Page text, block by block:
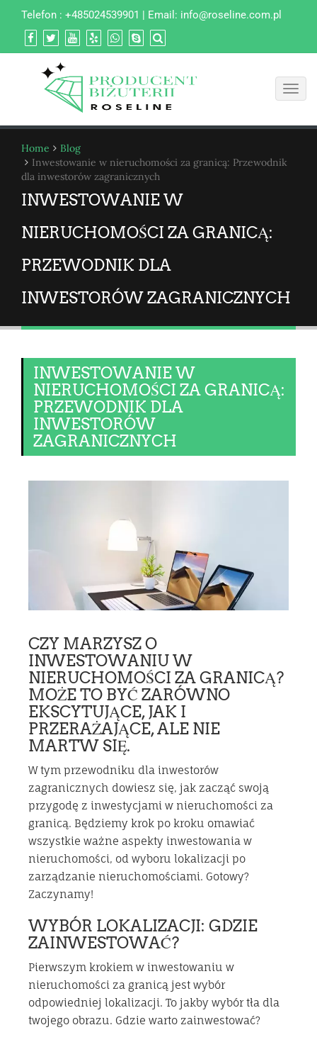
Telefon : +485024539901 | Email: info@roseline.com.pl
Home
Blog
Inwestowanie w nieruchomości za granicą: Przewodnik
dla inwestorów zagranicznych
INWESTOWANIE W
NIERUCHOMOŚCI ZA GRANICĄ:
PRZEWODNIK DLA
INWESTORÓW ZAGRANICZNYCH
INWESTOWANIE W
NIERUCHOMOŚCI ZA GRANICĄ:
PRZEWODNIK DLA
INWESTORÓW
ZAGRANICZNYCH
CZY MARZYSZ O
INWESTOWANIU W
NIERUCHOMOŚCI ZA GRANICĄ?
MOŻE TO BYĆ ZARÓWNO
EKSCYTUJĄCE, JAK I
PRZERAŻAJĄCE, ALE NIE
MARTW SIĘ.
W tym przewodniku dla inwestorów
zagranicznych dowiesz się, jak zacząć swoją
przygodę z inwestycjami w nieruchomości za
granicą. Będziemy krok po kroku omawiać
wszystkie ważne aspekty inwestowania w
nieruchomości, od wyboru lokalizacji po
zarządzanie nieruchomościami. Gotowy?
Zaczynamy!
WYBÓR LOKALIZACJI: GDZIE
ZAINWESTOWAĆ?
Pierwszym krokiem w inwestowaniu w
nieruchomości za granicą jest wybór
odpowiedniej lokalizacji. To jakby wybór tła dla
twojego obrazu. Gdzie warto zainwestować?